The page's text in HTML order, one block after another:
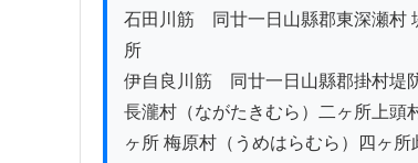
石田川筋　同廿一日山縣郡東深瀬村
所
伊自良川筋　同廿一日山縣郡掛村堤
長瀧村（ながたきむら）二ヶ所上頭
ヶ所 梅原村（うめはらむら）四ヶ所